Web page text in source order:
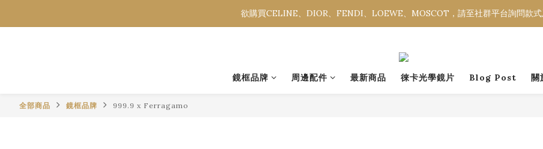
欲購買CELINE、DIOR、FENDI、LOEWE、MOSCOT，請至社群平台詢問款
欲購買CELINE、DIOR、FENDI、LOEWE、MOSCOT，請至社群平台詢問款
鏡框品牌 周邊配件 最新商品 徠卡光學鏡片 Blog Post 關
全部商品 鏡框品牌 999.9 x Ferragamo